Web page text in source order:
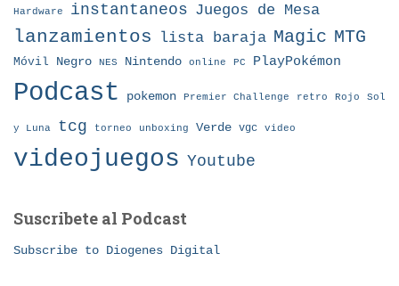
Hardware instantaneos Juegos de Mesa
lanzamientos lista baraja Magic MTG
Móvil Negro NES Nintendo online PC PlayPokémon
Podcast pokemon Premier Challenge retro Rojo Sol
y Luna tcg torneo unboxing Verde vgc video
videojuegos Youtube
Suscribete al Podcast
Subscribe to Diogenes Digital